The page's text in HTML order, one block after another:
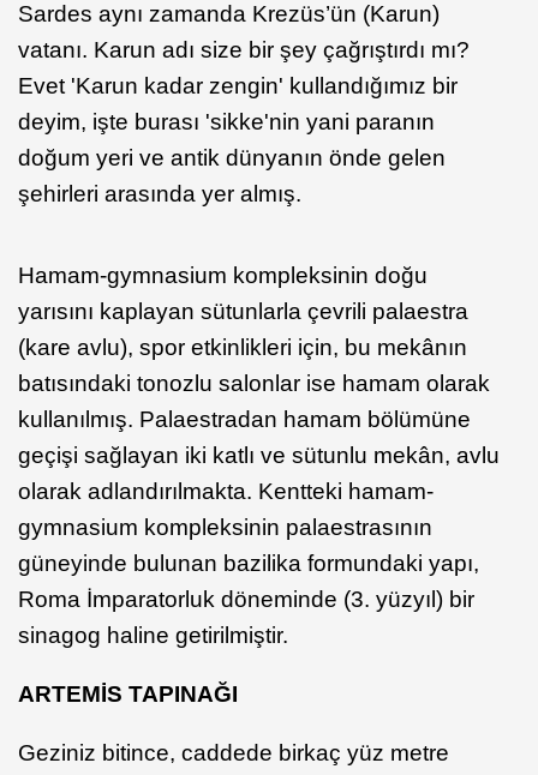
Sardes aynı zamanda Krezüs’ün (Karun)
vatanı. Karun adı size bir şey çağrıştırdı mı?
Evet 'Karun kadar zengin' kullandığımız bir
deyim, işte burası 'sikke'nin yani paranın
doğum yeri ve antik dünyanın önde gelen
şehirleri arasında yer almış.
Hamam-gymnasium kompleksinin doğu
yarısını kaplayan sütunlarla çevrili palaestra
(kare avlu), spor etkinlikleri için, bu mekânın
batısındaki tonozlu salonlar ise hamam olarak
kullanılmış. Palaestradan hamam bölümüne
geçişi sağlayan iki katlı ve sütunlu mekân, avlu
olarak adlandırılmakta. Kentteki hamam-
gymnasium kompleksinin palaestrasının
güneyinde bulunan bazilika formundaki yapı,
Roma İmparatorluk döneminde (3. yüzyıl) bir
sinagog haline getirilmiştir.
ARTEMİS TAPINAĞI
Geziniz bitince, caddede birkaç yüz metre